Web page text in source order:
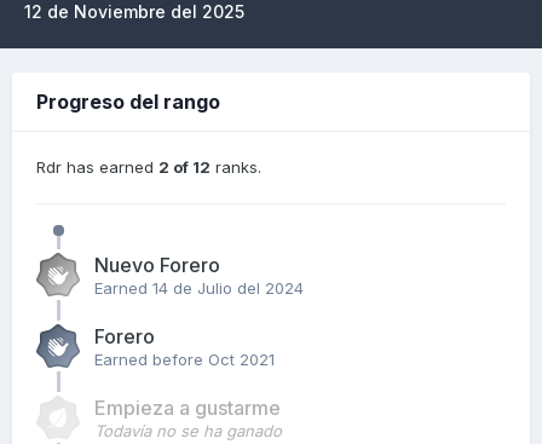
12 de Noviembre del 2025
Progreso del rango
Rdr has earned 2 of 12 ranks.
Nuevo Forero
Earned 14 de Julio del 2024
Forero
Earned before Oct 2021
Empieza a gustarme
Todavía no se ha ganado